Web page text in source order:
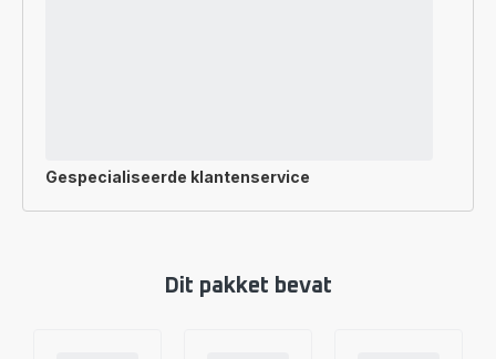
Gespecialiseerde klantenservice
Dit pakket bevat